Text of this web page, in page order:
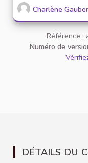
Charlène
Référence
Numéro de
DÉTAILS DU